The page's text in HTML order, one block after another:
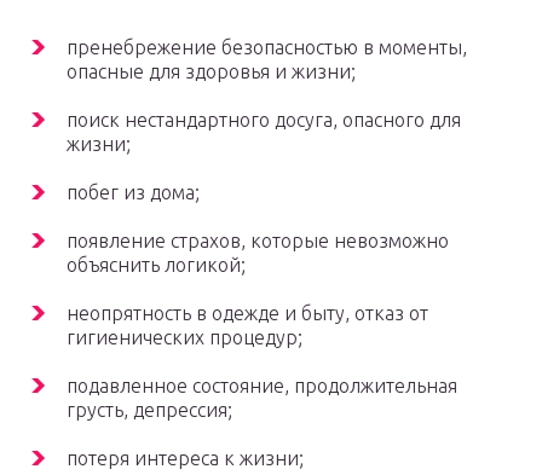
пренебрежение безопасностью в моменты,
опасные для здоровья и жизни;
поиск нестандартного досуга, опасного для
жизни;
побег из дома;
появление страхов, которые невозможно
объяснить логикой;
неопрятность в одежде и быту, отказ от
гигиенических процедур;
подавленное состояние, продолжительная
грусть, депрессия;
потеря интереса к жизни;